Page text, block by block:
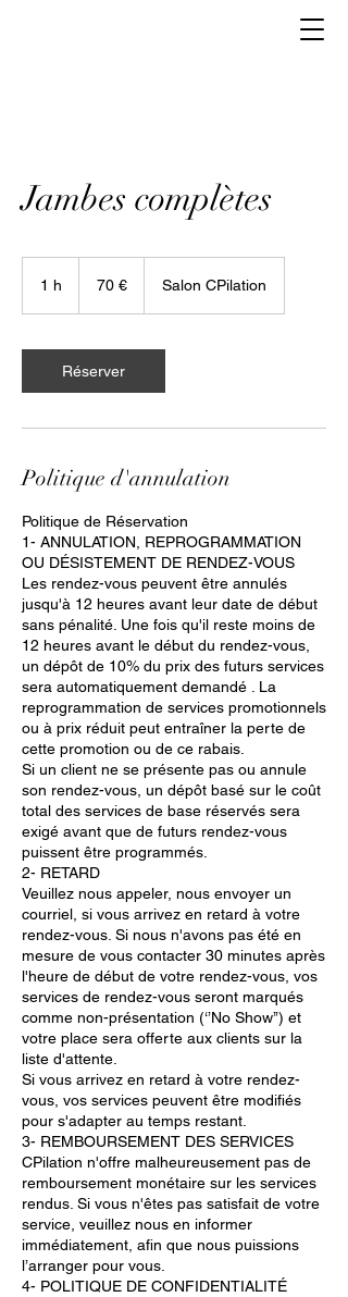
Jambes complètes
1 h 70 € Salon CPilation
Réserver
Politique d'annulation
Politique de Réservation
1- ANNULATION, REPROGRAMMATION
OU DÉSISTEMENT DE RENDEZ-VOUS
Les rendez-vous peuvent être annulés
jusqu'à 12 heures avant leur date de début
sans pénalité. Une fois qu'il reste moins de
12 heures avant le début du rendez-vous,
un dépôt de 10% du prix des futurs services
sera automatiquement demandé . La
reprogrammation de services promotionnels
ou à prix réduit peut entraîner la perte de
cette promotion ou de ce rabais.
Si un client ne se présente pas ou annule
son rendez-vous, un dépôt basé sur le coût
total des services de base réservés sera
exigé avant que de futurs rendez-vous
puissent être programmés.
2- RETARD
Veuillez nous appeler, nous envoyer un
courriel, si vous arrivez en retard à votre
rendez-vous. Si nous n'avons pas été en
mesure de vous contacter 30 minutes après
l'heure de début de votre rendez-vous, vos
services de rendez-vous seront marqués
comme non-présentation (‘’No Show’’) et
votre place sera offerte aux clients sur la
liste d'attente.
Si vous arrivez en retard à votre rendez-
vous, vos services peuvent être modifiés
pour s'adapter au temps restant.
3- REMBOURSEMENT DES SERVICES
CPilation n'offre malheureusement pas de
remboursement monétaire sur les services
rendus. Si vous n'êtes pas satisfait de votre
service, veuillez nous en informer
immédiatement, afin que nous puissions
l’arranger pour vous.
4- POLITIQUE DE CONFIDENTIALITÉ